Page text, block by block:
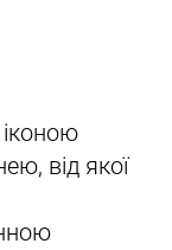
від якої